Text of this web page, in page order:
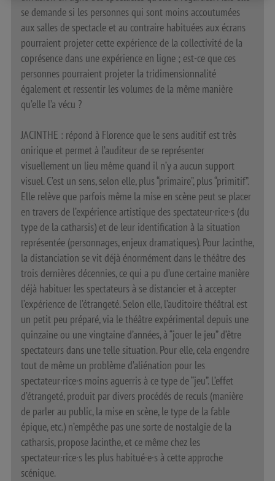
se demande si les personnes qui sont moins accoutumées
aux salles de spectacle et au contraire habituées aux écrans
pourraient projeter cette expérience de la collectivité de la
coprésence dans une expérience en ligne ; est-ce que ces
personnes pourraient projeter la tridimensionnalité
également et ressentir les volumes de la même manière
qu’elle l’a vécu ?
JACINTHE : répond à Florence que le sens auditif est très
onirique et permet à l’auditeur de se représenter
visuellement un lieu même quand il n’y a aucun support
visuel. C’est un sens, selon elle, plus “primaire”, plus “primitif”.
Elle relève que parfois même la mise en scène peut se placer
en travers de l’expérience artistique des spectateur·rice·s (du
type de la catharsis) et de leur identification à la situation
représentée (personnages, enjeux dramatiques). Pour Jacinthe,
la distanciation se vit déjà énormément dans le théâtre des
trois dernières décennies, ce qui a pu d’une certaine manière
déjà habituer les spectateurs à se distancier et à accepter
l’expérience de l’étrangeté. Selon elle, l’auditoire théâtral est
un petit peu préparé, via le théâtre expérimental depuis une
quinzaine ou une vingtaine d’années, à “jouer le jeu” d’être
spectateurs dans une telle situation. Pour elle, cela engendre
tout de même un problème d’aliénation pour les
spectateur·rice·s moins aguerris à ce type de “jeu”. L’effet
d’étrangeté, produit par divers procédés de reculs (manière
de parler au public, la mise en scène, le type de la fable
épique, etc.) n’empêche pas une sorte de nostalgie de la
catharsis, propose Jacinthe, et ce même chez les
spectateur·rice·s les plus habitué·e·s à cette approche
scénique.